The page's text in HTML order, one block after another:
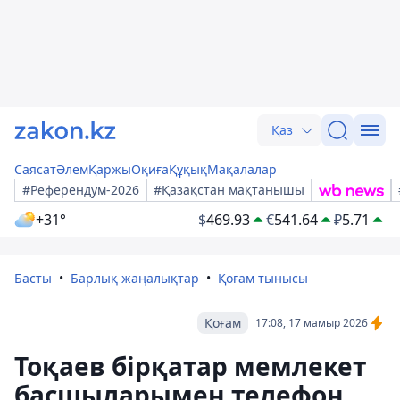
Қаз
СаясатӘлемҚаржыОқиғаҚұқықМақалалар
#Референдум-2026
#Қазақстан мақтанышы
+31° $469.93 €541.64 ₽5.71
Басты Барлық жаңалықтар Қоғам тынысы
17:08, 17 мамыр 2026
Қоғам
Тоқаев бірқатар мемлекет